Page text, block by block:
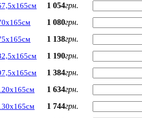
1 054грн.
1 080грн.
1 138грн.
1 190грн.
1 384грн.
1 634грн.
1 744грн.